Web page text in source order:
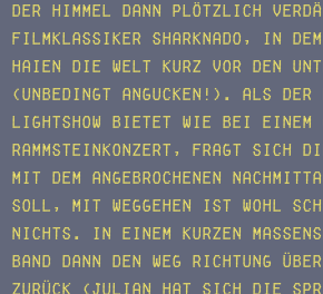
der Himmel dann plötzlich
Filmklassiker Sharknado, in
Haien die Welt kurz vor den
(unbedingt angucken!). Als der
Lightshow bietet wie bei einem
Rammsteinkonzert, fragt sich
mit dem angebrochenen
soll, mit Weggehen ist wohl
nichts. In einem kurzen
Band dann den Weg Richtung
zurück (Julian hat sich die